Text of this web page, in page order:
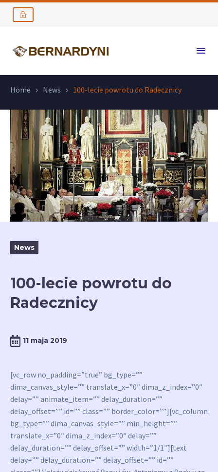
Home News 100-lecie powrotu do Radecznicy
News
100-lecie powrotu do
Radecznicy
11 maja 2019
[vc_row no_padding=”true” bg_type=””
dima_canvas_style=”” translate_x=”0″ dima_z_index=”0″
delay=”” animate_item=”” delay_duration=””
delay_offset=”” id=”” class=”” border_color=””][vc_column
bg_type=”” dima_canvas_style=”” min_height=””
translate_x=”0″ dima_z_index=”0″ delay=””
delay_duration=”” delay_offset=”” width=”1/1″][text
delay=”” delay_duration=”” delay_offset=”” id=””